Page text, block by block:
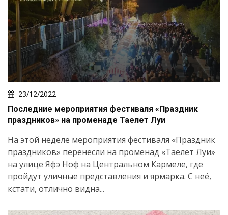
23/12/2022
Последние мероприятия фестиваля «Праздник
праздников» на променаде Таелет Луи
На этой неделе мероприятия фестиваля «Праздник
праздников» перенесли на променад «Таелет Луи»
на улице Яфэ Ноф на Центральном Кармеле, где
пройдут уличные представления и ярмарка. С неё,
кстати, отлично видна...